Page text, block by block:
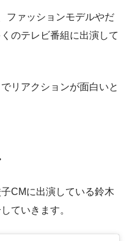
ファッションモデルやだ
のテレビ番組に出演して
リアクションが面白いと
CMに出演している鈴木
ていきます。